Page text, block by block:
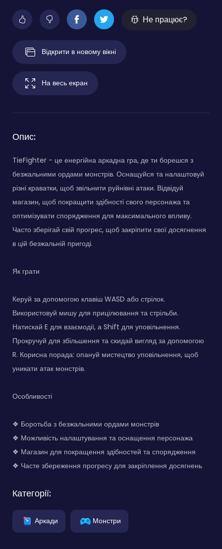
Не працює?
Відкрити в новому вікні
На весь екран
Опис:
TieFighter - це енергійна аркадна гра, де ти борешся з
безжальними ордами монстрів. Оснащуйся та налаштовуй
різні краватки, щоб звільнити руйнівні атаки. Відвідуй
магазин, щоб покращити здібності свого персонажа та
оптимізувати спорядження для максимального впливу.
Часто зберігай свій прогрес, щоб закріпити свої досягнення
в цій безжальній пригоді.
Як грати
Керуй за допомогою клавіш WASD або стрілок.
Використовуй мишу для прицілювання та стрільби.
Натискай E для взаємодії, а Shift для уповільнення.
Прокручуй для збільшення та скидай вигляд за допомогою
R. Корисна порада: опануй мистецтво уповільнення, щоб
уникати атак монстрів.
Особливості
❖ Боротьба з безжальними ордами монстрів
❖ Можливість налаштування та оснащення персонажа
❖ Магазин для покращення здібностей та спорядження
❖ Часте збереження прогресу для закріплення досягнень
Категорії:
Аркади Монстри